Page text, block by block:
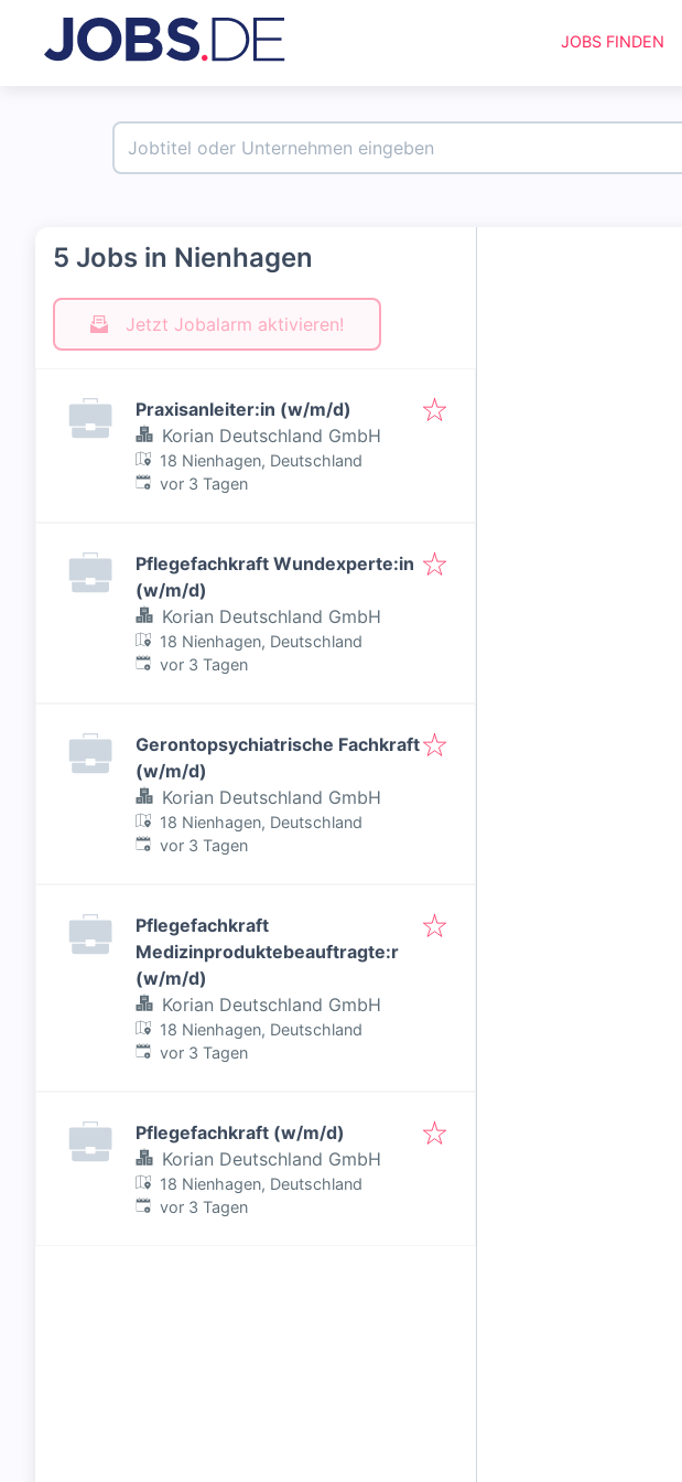
JOBS FINDEN
5 Jobs in Nienhagen
Jetzt Jobalarm aktivieren!
Praxisanleiter:in (w/m/d)
Korian Deutschland GmbH
18 Nienhagen, Deutschland
Veröffentlicht:
vor 3 Tagen
Pflegefachkraft Wundexperte:in
(w/m/d)
Korian Deutschland GmbH
18 Nienhagen, Deutschland
Veröffentlicht:
vor 3 Tagen
Gerontopsychiatrische Fachkraft
(w/m/d)
Korian Deutschland GmbH
18 Nienhagen, Deutschland
Veröffentlicht:
vor 3 Tagen
Pflegefachkraft
Medizinproduktebeauftragte:r
(w/m/d)
Korian Deutschland GmbH
18 Nienhagen, Deutschland
Veröffentlicht:
vor 3 Tagen
Pflegefachkraft (w/m/d)
Korian Deutschland GmbH
18 Nienhagen, Deutschland
Veröffentlicht:
vor 3 Tagen